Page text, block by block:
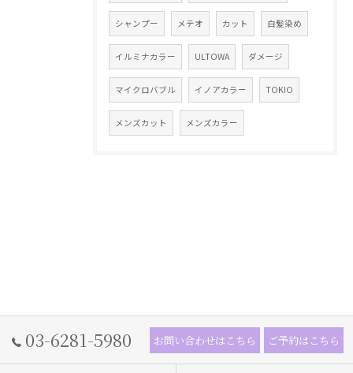
シャンプー メテオ カット 白髪染め
イルミナカラー ULTOWA ダメージ
マイクロバブル イノアカラー TOKIO
メンズカット メンズカラー
03-6281-5980 お問い合わせはこちら ご予約はこちら